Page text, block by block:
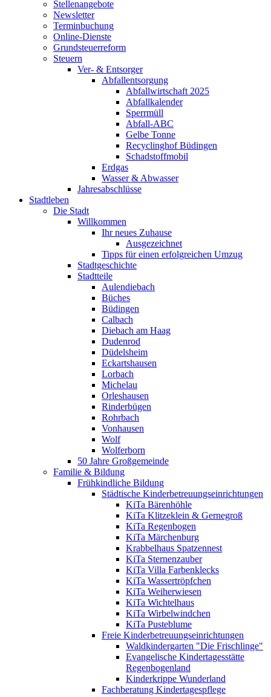
Stellenangebote
Newsletter
Terminbuchung
Online-Dienste
Grundsteuerreform
Steuern
Ver- & Entsorger
Abfallentsorgung
Abfallwirtschaft 2025
Abfallkalender
Sperrmüll
Abfall-ABC
Gelbe Tonne
Recyclinghof Büdingen
Schadstoffmobil
Erdgas
Wasser & Abwasser
Jahresabschlüsse
Stadtleben
Die Stadt
Willkommen
Ihr neues Zuhause
Ausgezeichnet
Tipps für einen erfolgreichen Umzug
Stadtgeschichte
Stadtteile
Aulendiebach
Büches
Büdingen
Calbach
Diebach am Haag
Dudenrod
Düdelsheim
Eckartshausen
Lorbach
Michelau
Orleshausen
Rinderbügen
Rohrbach
Vonhausen
Wolf
Wolferborn
50 Jahre Großgemeinde
Familie & Bildung
Frühkindliche Bildung
Städtische Kinderbetreuungseinrichtungen
KiTa Bärenhöhle
KiTa Klitzeklein & Gernegroß
KiTa Regenbogen
KiTa Märchenburg
Krabbelhaus Spatzennest
KiTa Sternenzauber
KiTa Villa Farbenklecks
KiTa Wassertröpfchen
KiTa Weiherwiesen
KiTa Wichtelhaus
KiTa Wirbelwindchen
KiTa Pusteblume
Freie Kinderbetreuungseinrichtungen
Waldkindergarten "Die Frischlinge"
Evangelische Kindertagesstätte
Regenbogenland
Kinderkrippe Wunderland
Fachberatung Kindertagespflege